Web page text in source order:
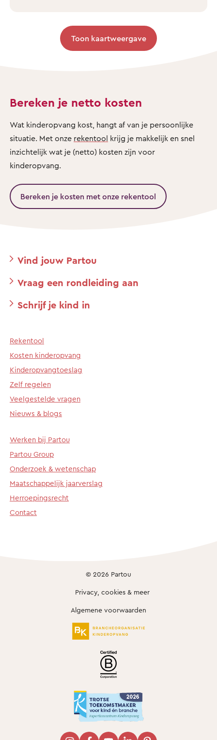
Toon kaartweergave
Bereken je netto kosten
Wat kinderopvang kost, hangt af van je persoonlijke
situatie. Met onze rekentool krijg je makkelijk en snel
inzichtelijk wat je (netto) kosten zijn voor
kinderopvang.
Bereken je kosten met onze rekentool
Vind jouw Partou
Vraag een rondleiding aan
Schrijf je kind in
Rekentool
Kosten kinderopvang
Kinderopvangtoeslag
Zelf regelen
Veelgestelde vragen
Nieuws & blogs
Werken bij Partou
Partou Group
Onderzoek & wetenschap
Maatschappelijk jaarverslag
Herroepingsrecht
Contact
© 2026 Partou
Privacy, cookies & meer
Algemene voorwaarden